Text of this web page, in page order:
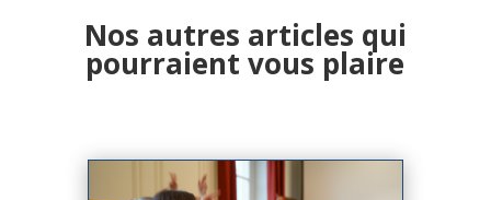
Nos autres articles qui
pourraient vous plaire